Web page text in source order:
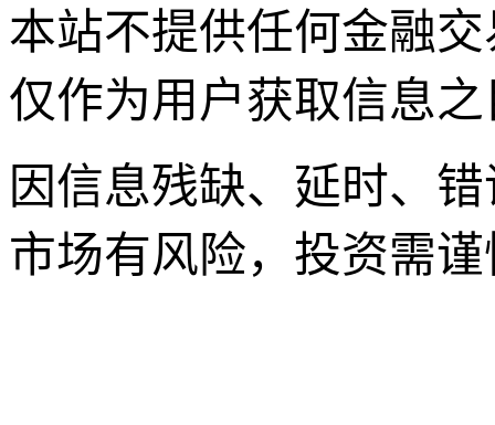
本站不提供任何金融
仅作为用户获取信息
因信息残缺、延时、
市场有风险，投资需